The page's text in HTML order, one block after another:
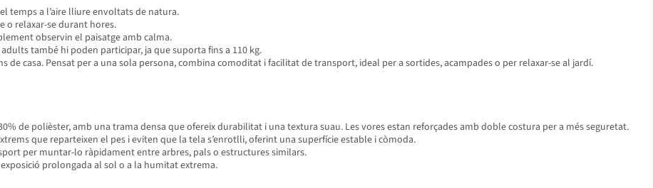
temps a l’aire lliure envoltats de natura.
o relaxar-se durant hores.
observin el paisatge amb calma.
també hi poden participar, ja que suporta fins a 110 kg.
de casa. Pensat per a una sola persona, combina comoditat i facilitat de transport, ideal per a sortides, acampades o per relaxar-se al jardí.
de polièster, amb una trama densa que ofereix durabilitat i una textura suau. Les vores estan reforçades amb doble costura per a més seguretat.
que reparteixen el pes i eviten que la tela s’enrotlli, oferint una superfície estable i còmoda.
per muntar-lo ràpidament entre arbres, pals o estructures similars.
prolongada al sol o a la humitat extrema.